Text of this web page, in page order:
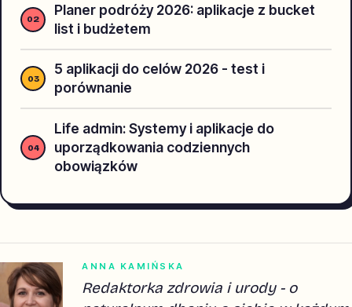
Planer podróży 2026: aplikacje z bucket
list i budżetem
5 aplikacji do celów 2026 - test i
porównanie
Life admin: Systemy i aplikacje do
uporządkowania codziennych
obowiązków
ANNA KAMIŃSKA
Redaktorka zdrowia i urody - o